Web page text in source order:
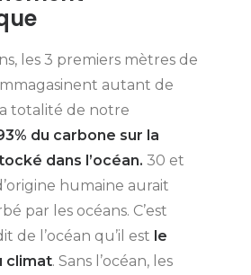
les 3 premiers mètres de
autant de
totalité de notre
du carbone sur la
dans l’océan. 30 et
humaine aurait
par les océans. C’est
de l’océan qu’il est le
climat. Sans l’océan, les